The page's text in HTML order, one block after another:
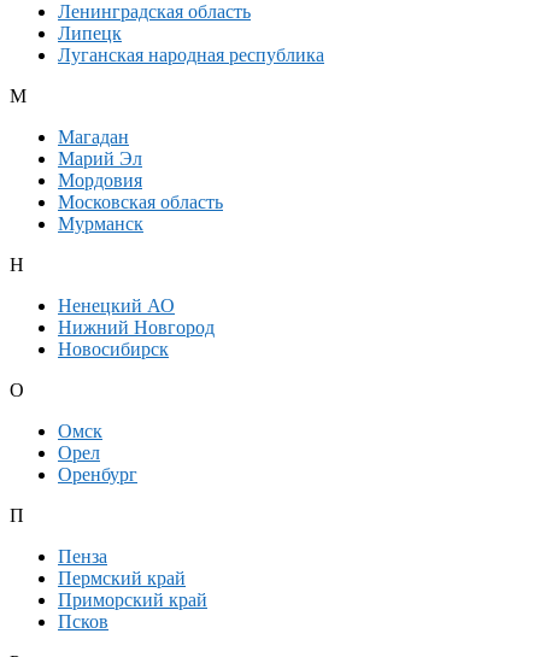
Ленинградская область
Липецк
Луганская народная республика
М
Магадан
Марий Эл
Мордовия
Московская область
Мурманск
Н
Ненецкий АО
Нижний Новгород
Новосибирск
О
Омск
Орел
Оренбург
П
Пенза
Пермский край
Приморский край
Псков